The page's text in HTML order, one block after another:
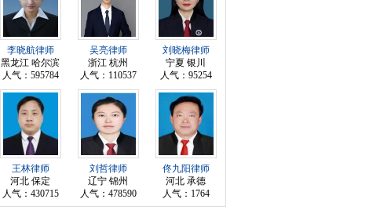
李晓航律师
黑龙江 哈尔滨
人气：595784
吴亮律师
浙江 杭州
人气：110537
刘晓梅律师
宁夏 银川
人气：95254
王林律师
河北 保定
人气：430715
刘哲律师
辽宁 锦州
人气：478590
佟九阳律师
河北 承德
人气：1764